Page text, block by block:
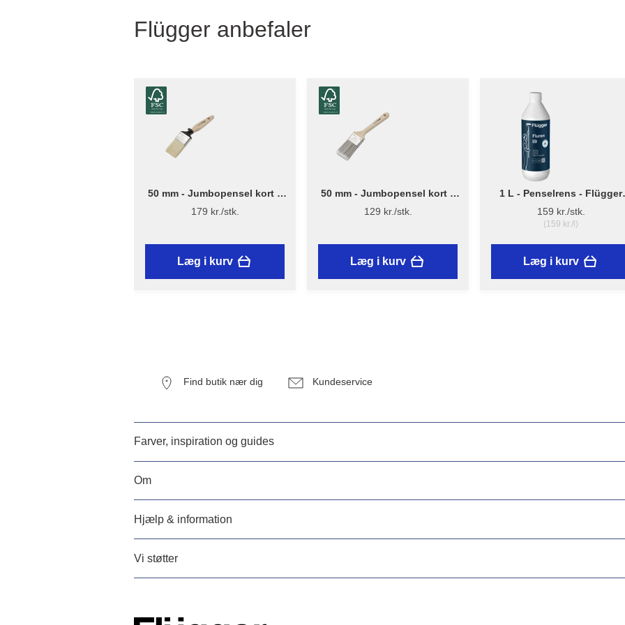
Flügger anbefaler
50 mm - Jumbopensel kort –
Flügger Excellence Series
179 kr./stk.
Læg i kurv
50 mm - Jumbopensel kort –
Flügger Pro Series
129 kr./stk.
Læg i kurv
1 L - Penselrens - Flügger
Fluren 59
159 kr./stk.
(159 kr./l)
Læg i kurv
Find butik nær dig Kundeservice
Farver, inspiration og guides
Om
Hjælp & information
Vi støtter